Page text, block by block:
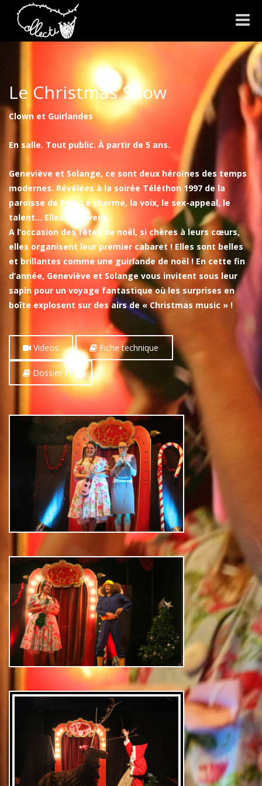
Toggle
Le Christmas Show
Clown et Guirlandes
En salle. Tout public. À partir de 5 ans.
Geneviève et Solange, ce sont deux héroïnes des temps
modernes. Révélées à la soirée Téléthon 1997 de la
paroisse de Pau. Le charme, la voix, le sex-appeal, le
talent… Elles en rêvent.
A l’occasion des fêtes de noël, si chères à leurs cœurs,
elles organisent leur premier cabaret ! Elles sont belles
et brillantes comme une guirlande de noël ! En cette fin
d’année, Geneviève et Solange vous invitent sous leur
sapin pour un voyage fantastique où les surprises en
boîte explosent sur des airs de « Christmas music » !
Videos Fiche technique
Dossier Pro